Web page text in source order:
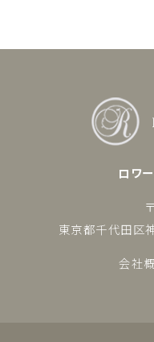
ロワ
東京都千代田区
会社